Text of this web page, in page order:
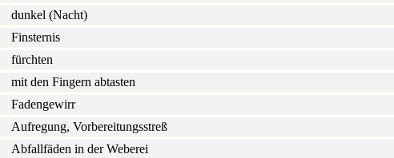
dunkel (Nacht)
Finsternis
fürchten
mit den Fingern abtasten
Fadengewirr
Aufregung, Vorbereitungsstreß
Abfallfäden in der Weberei